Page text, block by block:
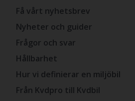
Få vårt nyhetsbrev
Nyheter och guider
Frågor och svar
Hållbarhet
Hur vi definierar en miljöbil
Från Kvdpro till Kvdbil